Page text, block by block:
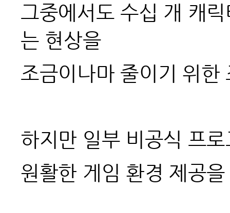
그중에서도 수십 개 캐
는 현상을
조금이나마 줄이기 위한
하지만 일부 비공식 프
원활한 게임 환경 제공